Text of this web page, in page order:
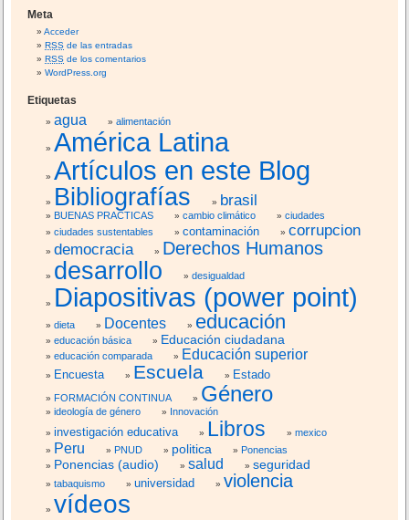
Meta
Acceder
RSS de las entradas
RSS de los comentarios
WordPress.org
Etiquetas
agua alimentación
América Latina
Artículos en este Blog
Bibliografías brasil
BUENAS PRACTICAS cambio climático
ciudades
ciudades sustentables
contaminación
corrupcion
democracia
Derechos Humanos
desarrollo desigualdad
Diapositivas (power point)
dieta Docentes educación
educación básica Educación ciudadana
educación comparada Educación superior
Encuesta Escuela Estado
FORMACIÓN CONTINUA Género
ideología de género Innovación
investigación educativa Libros mexico
Peru PNUD politica Ponencias
Ponencias (audio) salud seguridad
tabaquismo universidad violencia
vídeos